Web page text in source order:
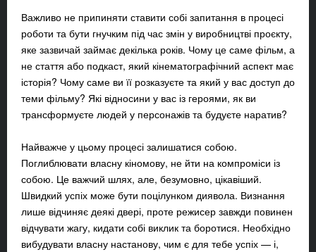
Важливо не припиняти ставити собі запитання в процесі
роботи та бути гнучким під час змін у виробництві проєкту,
яке зазвичай займає декілька років. Чому це саме фільм, а
не стаття або подкаст, який кінематографічний аспект має
історія? Чому саме ви її розказуєте та який у вас доступ до
теми фільму? Які відносини у вас із героями, як ви
трансформуєте людей у персонажів та будуєте наратив?
Найважче у цьому процесі залишатися собою.
Поглиблювати власну кіномову, не йти на компроміси із
собою. Це важчий шлях, але, безумовно, цікавіший.
Швидкий успіх може бути поцілунком диявола. Визнання
лише відчиняє деякі двері, проте режисер завжди повинен
відчувати жагу, кидати собі виклик та боротися. Необхідно
вибудувати власну настанову, чим є для тебе успіх — і,